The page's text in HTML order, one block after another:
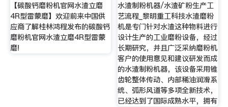
【碳酸钙磨粉机官网水渣立磨
4R型雷蒙磨】欢迎前来中国供
应商了解桂林鸿程发布的碳酸钙
磨粉机官网水渣立磨4R型雷蒙
磨!
水渣制粉机器/水渣矿粉生产工
艺流程_黎明重工科技水渣磨粉
机是专门针对水渣这种物料进行
设计生产的工业磨粉设备，经过
长期研究，并且广泛采纳磨粉机
客户的使用意见和建议研发而成
的水渣制粉机器，该设备采用锥
齿轮整体传动、内部稀油润滑系
统、弧形风道等多项全新技术，
已经达到了国际成熟水平，拥有